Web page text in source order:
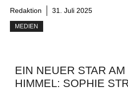
Redaktion 31. Juli 2025
MEDIEN
EIN NEUER STAR
HIMMEL: SOPHIE